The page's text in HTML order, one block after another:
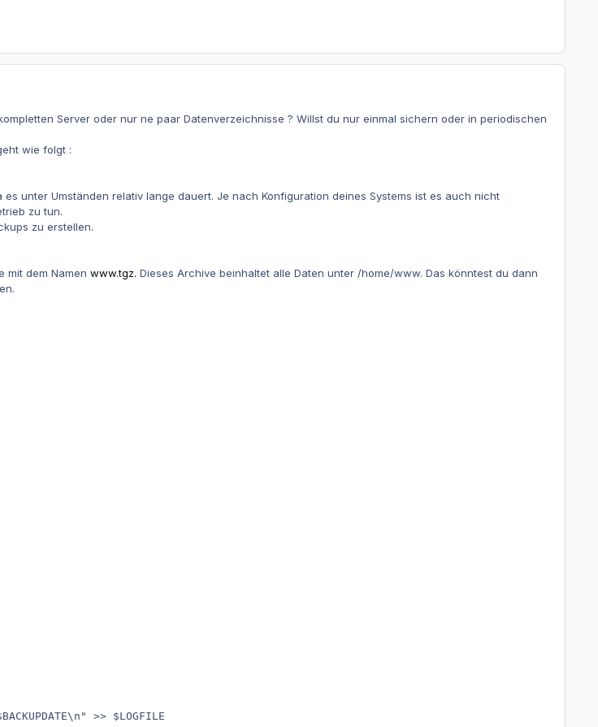
Server oder nur ne paar Datenverzeichnisse ? Willst du nur einmal sichern oder in periodischen
wie folgt :
unter Umständen relativ lange dauert. Je nach Konfiguration deines Systems ist es auch nicht
zu tun.
zu erstellen.
mit dem Namen www.tgz. Dieses Archive beinhaltet alle Daten unter /home/www. Das könntest du dann
>> $LOGFILE